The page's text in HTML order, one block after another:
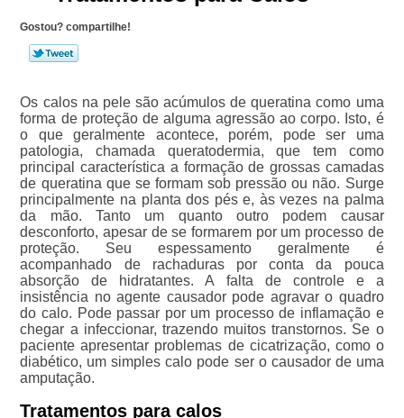
Gostou? compartilhe!
Os calos na pele são acúmulos de queratina como uma
forma de proteção de alguma agressão ao corpo. Isto, é
o que geralmente acontece, porém, pode ser uma
patologia, chamada queratodermia, que tem como
principal característica a formação de grossas camadas
de queratina que se formam sob pressão ou não. Surge
principalmente na planta dos pés e, às vezes na palma
da mão. Tanto um quanto outro podem causar
desconforto, apesar de se formarem por um processo de
proteção. Seu espessamento geralmente é
acompanhado de rachaduras por conta da pouca
absorção de hidratantes. A falta de controle e a
insistência no agente causador pode agravar o quadro
do calo. Pode passar por um processo de inflamação e
chegar a infeccionar, trazendo muitos transtornos. Se o
paciente apresentar problemas de cicatrização, como o
diabético, um simples calo pode ser o causador de uma
amputação.
Tratamentos para calos